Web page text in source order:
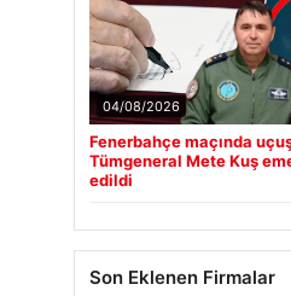
04/08/2026
Fenerbahçe maçında
Tümgeneral Mete Kuş
edildi
Son Eklenen Firmalar